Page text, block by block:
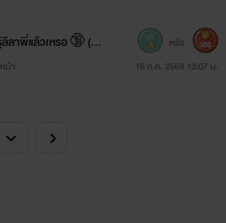
ลาพี่แล้วเหรอ 🔞 (1/
น้า 16 ก.ค. 2569 13:07 น.
หรือ 300